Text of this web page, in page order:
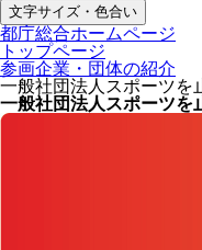
文字サイズ・色合い
都庁総合ホームページ
トップページ
参画企業・団体の紹介
一般社団法人スポーツを
一般社団法人スポーツを